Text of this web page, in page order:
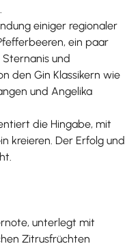
einiger regionaler
ein paar
und
den Gin Klassikern wie
und Angelika
die Hingabe, mit
kreieren. Der Erfolg und
unterlegt mit
Zitrusfrüchten